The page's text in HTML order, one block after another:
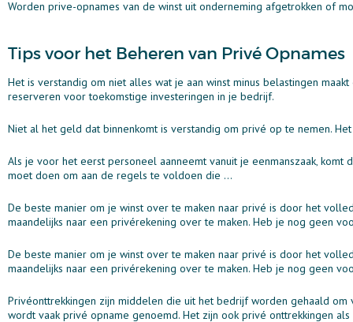
Worden prive-opnames van de winst uit onderneming afgetrokken of
Tips voor het Beheren van Privé Opnames
Het is verstandig om niet alles wat je aan winst minus belastingen
reserveren voor toekomstige investeringen in je bedrijf.
Niet al het geld dat binnenkomt is verstandig om privé op te nemen.
Als je voor het eerst personeel aanneemt vanuit je eenmanszaak‚
moet doen om aan de regels te voldoen die ...
De beste manier om je winst over te maken naar privé is door het
maandelijks naar een privérekening over te maken. Heb je nog geen
De beste manier om je winst over te maken naar privé is door het
maandelijks naar een privérekening over te maken. Heb je nog geen
Privéonttrekkingen zijn middelen die uit het bedrijf worden gehaald
wordt vaak privé opname genoemd. Het zijn ook privé onttrekkingen